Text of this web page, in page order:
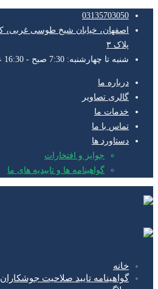
03135703050
پلاک ۳
شنبه تا چهارشنبه: 7:30 صبح - 16:30 عصر
درباره ما
گالری تصاویر
خدمات ما
تماس با ما
دستاورد ها
جوایز و افتخارات
گواهینامه ها و تاییدیه های ما
خانه
گواهینامه تایید صلاحیت جوشکاران